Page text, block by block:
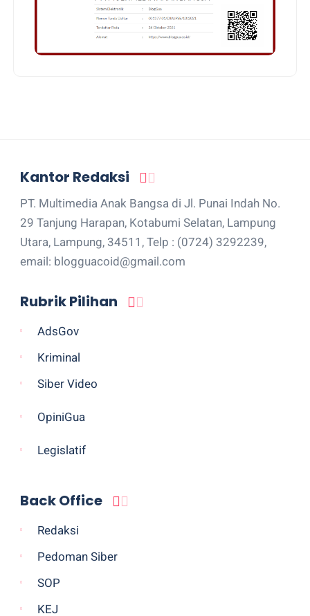
Kantor Redaksi
PT. Multimedia Anak Bangsa di Jl. Punai Indah No.
29 Tanjung Harapan, Kotabumi Selatan, Lampung
Utara, Lampung, 34511, Telp : (0724) 3292239,
email: blogguacoid@gmail.com
Rubrik Pilihan
AdsGov
Kriminal
Siber Video
OpiniGua
Legislatif
Back Office
Redaksi
Pedoman Siber
SOP
KEJ